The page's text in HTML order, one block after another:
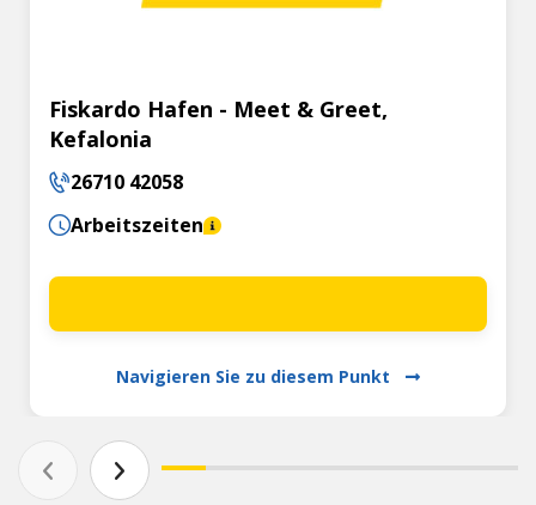
Fiskardo Hafen - Meet & Greet,
Kefalonia
26710 42058
Arbeitszeiten
Navigieren Sie zu diesem Punkt